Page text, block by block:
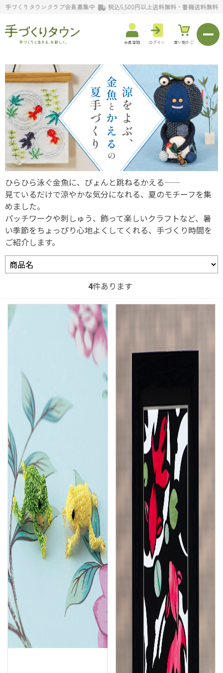
手づくりタウンクラブ会員募集中 税込5,500円以上送料無料・書籍送料無料
会員登録 ログイン 買い物かご
ひらひら泳ぐ金魚に、ぴょんと跳ねるかえる――
見ているだけで涼やかな気分になれる、夏のモチーフを集
めました。
パッチワークや刺しゅう、飾って楽しいクラフトなど、暑
い季節をちょっぴり心地よくしてくれる、手づくり時間を
ご紹介します。
4件あります